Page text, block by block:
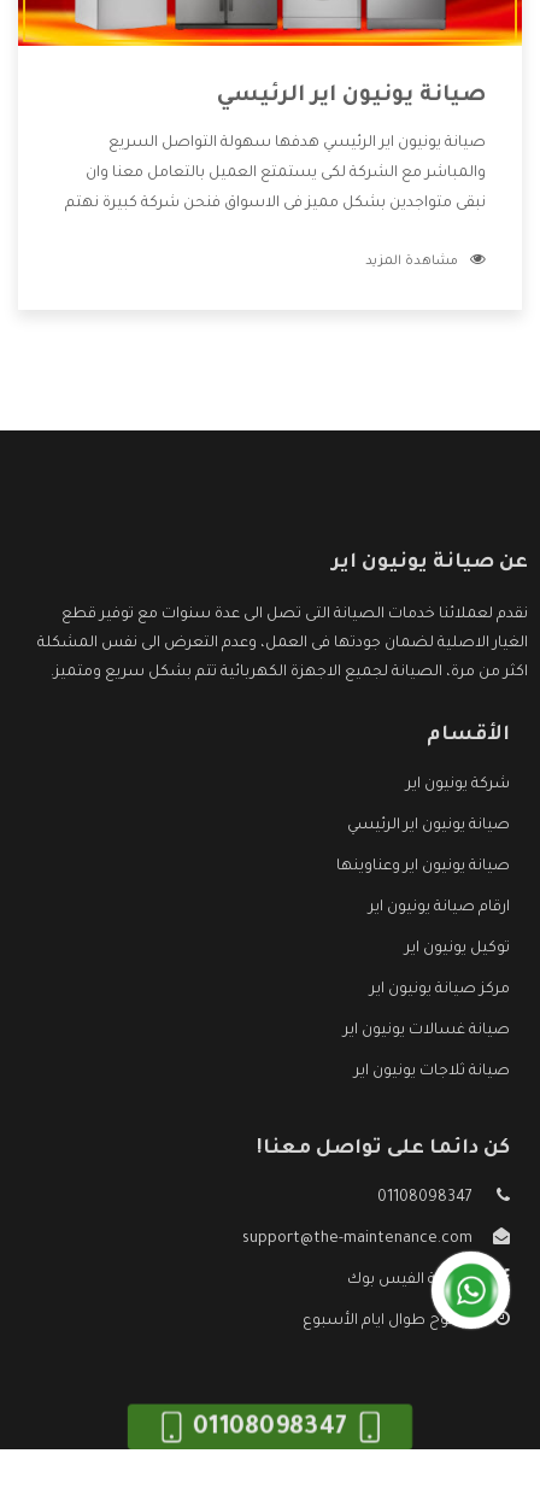
صيانة يونيون اير الرئيسي
صيانة يونيون اير الرئيسي هدفها سهولة التواصل السريع
والمباشر مع الشركة لكى يستمتع العميل بالتعامل معنا وان
نبقى متواجدين بشكل مميز فى الاسواق فنحن شركة كبيرة نهتم
الشركة بها والتى تكون منها خدمة الصيانة التى تكون من أهم
مشاهدة المزيد
عن صيانة يونيون اير
نقدم لعملائنا خدمات الصيانة التى تصل الى عدة سنوات مع توفير قطع
الغيار الاصلية لضمان جودتها فى العمل، وعدم التعرض الى نفس المشكلة
اكثر من مرة، الصيانة لجميع الاجهزة الكهربائية تتم بشكل سريع ومتميز.
الأقسام
شركة يونيون اير
صيانة يونيون اير الرئيسي
صيانة يونيون اير وعناوينها
ارقام صيانة يونيون اير
توكيل يونيون اير
مركز صيانة يونيون اير
صيانة غسالات يونيون اير
صيانة ثلاجات يونيون اير
كن دائما على تواصل معنا!
01108098347
support@the-maintenance.com
صفحة الفيس بوك
مفتوح طوال ايام الأسبوع
01108098347